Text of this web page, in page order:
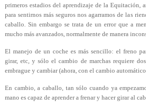
primeros estadios del aprendizaje de la Equitación,
para sentirnos más seguros nos agarramos de las
caballo. Sin embargo se trata de un error que a
mucho más avanzados, normalmente de manera
El manejo de un coche es más sencillo: el freno
girar, etc, y sólo el cambio de marchas requiere
embrague y cambiar (ahora, con el cambio
En cambio, a caballo, tan sólo cuando ya
mano es capaz de aprender a frenar y hacer girar al